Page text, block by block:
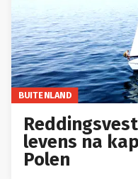
BUITENLAND
levens na
Polen